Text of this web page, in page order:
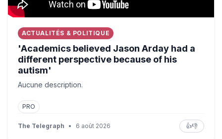
ACTUALITÉS & POLITIQUE
'Academics believed Jason Arday had a
different perspective because of his
autism'
Aucune description.
PRO
The Telegraph • 6 août 2026 👍👎